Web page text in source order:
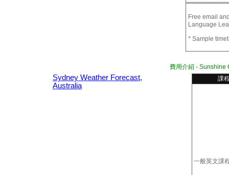
Free email
Language
* Sample
費用介紹 - Sunshine
Sydney Weather Forecast,
Australia
課
一般英文課